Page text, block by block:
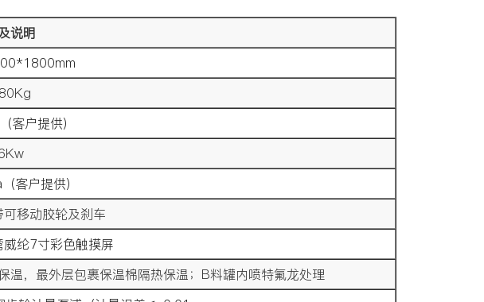
说明
客户提供）
客户提供）
移动胶轮及刹车
纶7寸彩色触摸屏
，最外层包裹保温棉隔热保温；B料罐内喷特氟龙处理